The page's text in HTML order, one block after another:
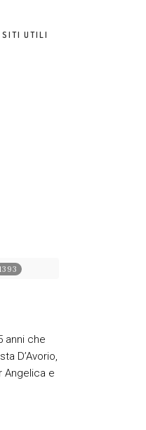
SITI UTILI
anni che
D’Avorio,
Angelica e